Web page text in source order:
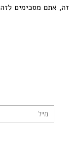
זה, אתם מסכימים לזה